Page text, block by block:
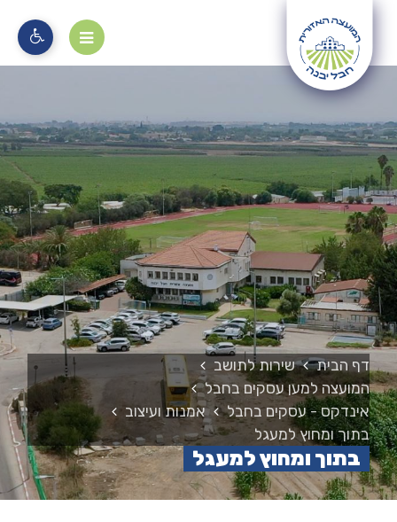
מוקד 106
דף הבית
שירות לתושב
המועצה למען עסקים בחבל
אינדקס - עסקים בחבל
אמנות ועיצוב
בתוך ומחוץ למעגל
בתוך ומחוץ למעגל